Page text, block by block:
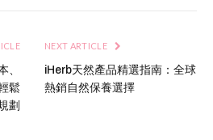
、
鬆
劃
NEXT ARTICLE
iHerb天然產品精選指南：全球
熱銷自然保養選擇